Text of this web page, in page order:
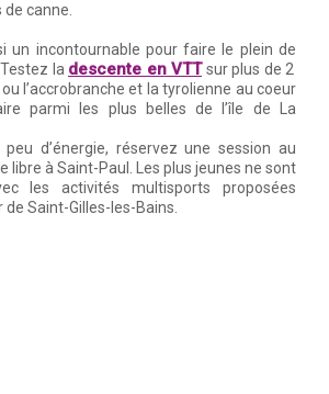
canne.
un incontournable pour faire le plein de
la descente en VTTsur plus de 2
l’accrobranche et la tyrolienne au coeur
parmi les plus belles de l’île de La
d’énergie, réservez une session au
libre à Saint-Paul. Les plus jeunes ne sont
les activités multisports proposées
Saint-Gilles-les-Bains.